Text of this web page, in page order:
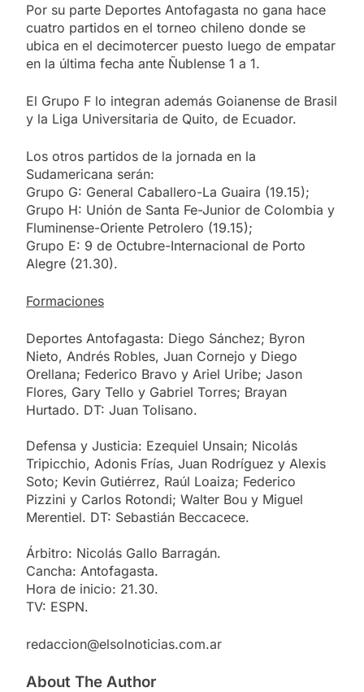
Por su parte Deportes Antofagasta no gana hace
cuatro partidos en el torneo chileno donde se
ubica en el decimotercer puesto luego de empatar
en la última fecha ante Ñublense 1 a 1.
El Grupo F lo integran además Goianense de Brasil
y la Liga Universitaria de Quito, de Ecuador.
Los otros partidos de la jornada en la
Sudamericana serán:
Grupo G: General Caballero-La Guaira (19.15);
Grupo H: Unión de Santa Fe-Junior de Colombia y
Fluminense-Oriente Petrolero (19.15);
Grupo E: 9 de Octubre-Internacional de Porto
Alegre (21.30).
Formaciones
Deportes Antofagasta: Diego Sánchez; Byron
Nieto, Andrés Robles, Juan Cornejo y Diego
Orellana; Federico Bravo y Ariel Uribe; Jason
Flores, Gary Tello y Gabriel Torres; Brayan
Hurtado. DT: Juan Tolisano.
Defensa y Justicia: Ezequiel Unsain; Nicolás
Tripicchio, Adonis Frías, Juan Rodríguez y Alexis
Soto; Kevin Gutiérrez, Raúl Loaiza; Federico
Pizzini y Carlos Rotondi; Walter Bou y Miguel
Merentiel. DT: Sebastián Beccacece.
Árbitro: Nicolás Gallo Barragán.
Cancha: Antofagasta.
Hora de inicio: 21.30.
TV: ESPN.
redaccion@elsolnoticias.com.ar
About The Author